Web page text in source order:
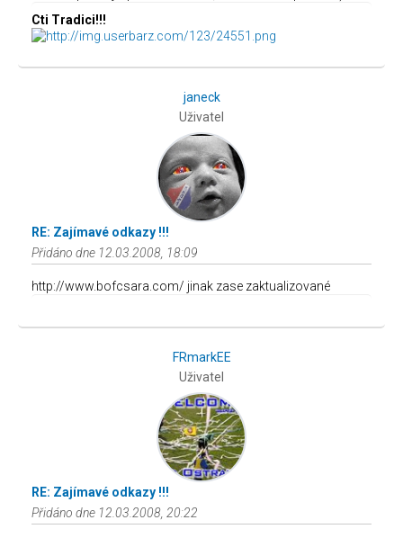
Cti Tradici!!!
janeck
Uživatel
RE: Zajímavé odkazy !!!
Přidáno dne 12.03.2008, 18:09
http://www.bofcsara.com/ jinak zase zaktualizované
FRmarkEE
Uživatel
RE: Zajímavé odkazy !!!
Přidáno dne 12.03.2008, 20:22